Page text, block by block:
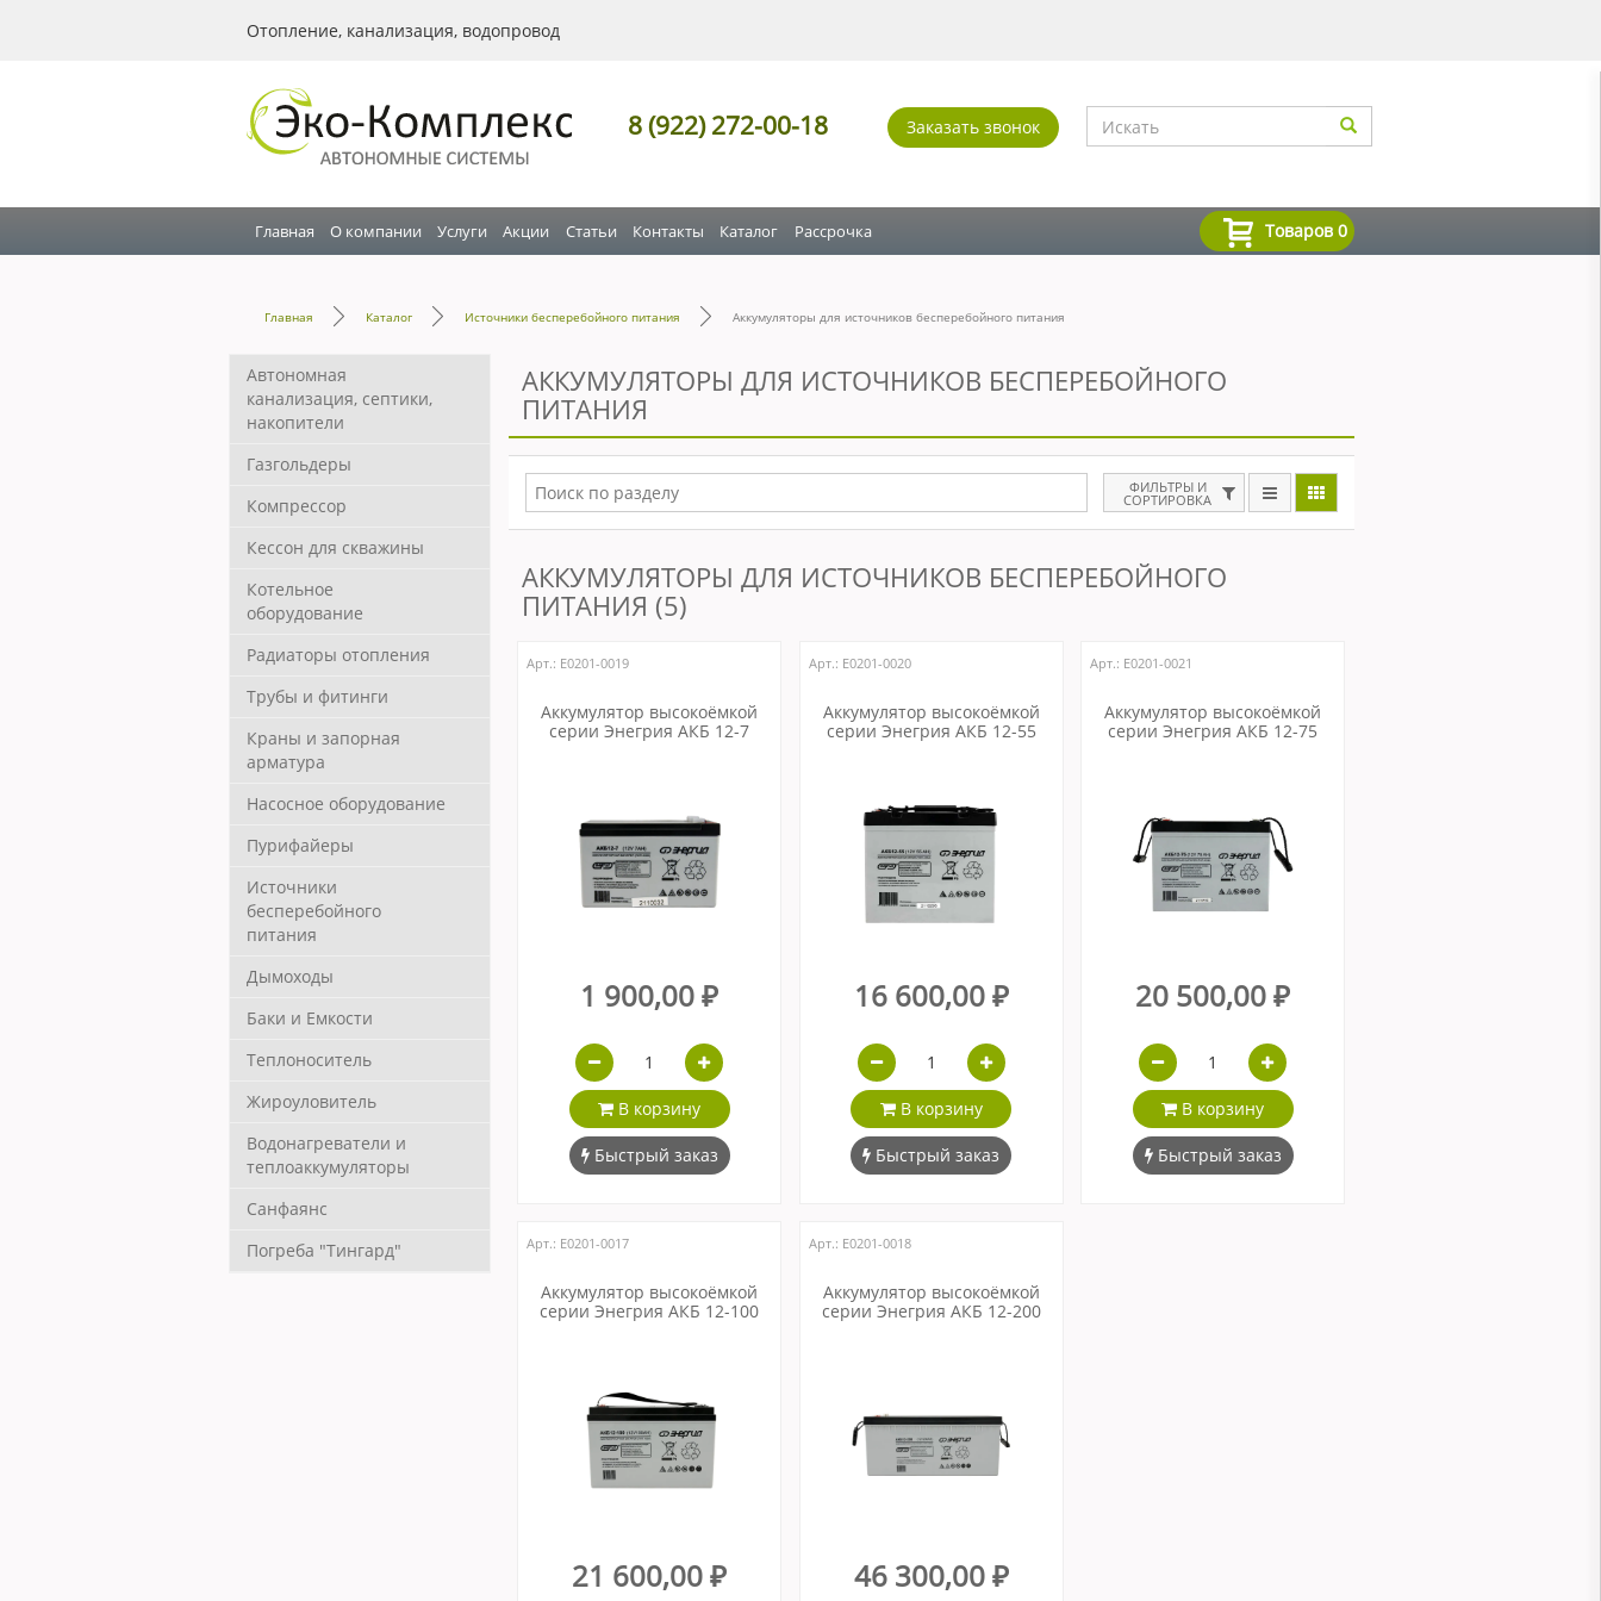
Отопление, канализация, водопровод
8 (922) 272-00-18 Заказать звонок
Главная О компании Услуги Акции Статьи Контакты Каталог Рассрочка Товаров 0
Главная Каталог Источники бесперебойного питания Аккумуляторы для источников бесперебойного питания
Автономная
канализация, септики,
накопители
Газгольдеры
Компрессор
Кессон для скважины
Котельное
оборудование
Радиаторы отопления
Трубы и фитинги
Краны и запорная
арматура
Насосное оборудование
Пурифайеры
Источники
бесперебойного
питания
Дымоходы
Баки и Емкости
Теплоноситель
Жироуловитель
Водонагреватели и
теплоаккумуляторы
Санфаянс
Погреба "Тингард"
АККУМУЛЯТОРЫ ДЛЯ ИСТОЧНИКОВ БЕСПЕРЕБОЙНОГО
ПИТАНИЯ
ФИЛЬТРЫ И
СОРТИРОВКА
АККУМУЛЯТОРЫ ДЛЯ ИСТОЧНИКОВ БЕСПЕРЕБОЙНОГО
ПИТАНИЯ (5)
Арт.: Е0201-0019
Аккумулятор высокоёмкой
серии Энегрия АКБ 12-7
1 900,00 ₽
В корзину
Быстрый заказ
Арт.: Е0201-0020
Аккумулятор высокоёмкой
серии Энегрия АКБ 12-55
16 600,00 ₽
В корзину
Быстрый заказ
Арт.: Е0201-0021
Аккумулятор высокоёмкой
серии Энегрия АКБ 12-75
20 500,00 ₽
В корзину
Быстрый заказ
Арт.: Е0201-0017
Аккумулятор высокоёмкой
серии Энегрия АКБ 12-100
21 600,00 ₽
Арт.: Е0201-0018
Аккумулятор высокоёмкой
серии Энегрия АКБ 12-200
46 300,00 ₽